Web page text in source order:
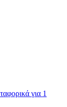
για 1